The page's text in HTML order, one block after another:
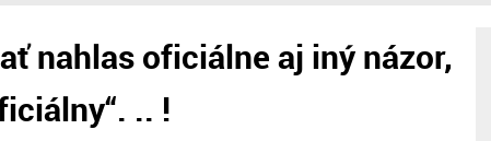
nahlas oficiálne aj iný názor,
.. !